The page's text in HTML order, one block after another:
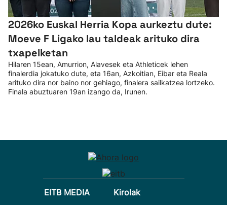
2026ko Euskal Herria Kopa aurkeztu dute:
Moeve F Ligako lau taldeak arituko dira
txapelketan
Hilaren 15ean, Amurrion, Alavesek eta Athleticek lehen
finalerdia jokatuko dute, eta 16an, Azkoitian, Eibar eta Reala
arituko dira nor baino nor gehiago, finalera sailkatzea lortzeko.
Finala abuztuaren 19an izango da, Irunen.
EITB MEDIA
Kirolak